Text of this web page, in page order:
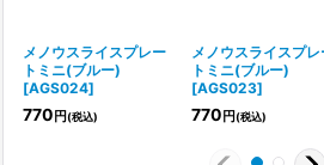
メノウスライスプレー
トミニ(ブルー)
[AGS024]
770 円(税込)
メノウスライスプレ
トミニ(ブルー)
[AGS023]
770 円(税込)